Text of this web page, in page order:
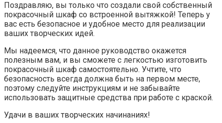
Поздравляю, вы только что создали свой собственный
покрасочный шкаф со встроенной вытяжкой! Теперь у
вас есть безопасное и удобное место для реализации
ваших творческих идей.
Мы надеемся, что данное руководство окажется
полезным вам, и вы сможете с легкостью изготовить
покрасочный шкаф самостоятельно. Учтите, что
безопасность всегда должна быть на первом месте,
поэтому следуйте инструкциям и не забывайте
использовать защитные средства при работе с краской.
Удачи в ваших творческих начинаниях!